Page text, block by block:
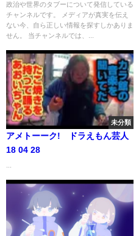
政治や世界のタブーについて発信している
チャンネルです。 メディアが真実を伝え
ない今、自ら正しい情報を探すしかありま
せん。 当チャンネルでは、...
未分類
アメトーーク! ドラえもん芸人
18 04 28